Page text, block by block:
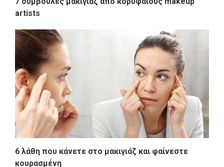
artists
6 λάθη που κάνετε στο μακιγιάζ και φαίνεστε
κουρασμένη